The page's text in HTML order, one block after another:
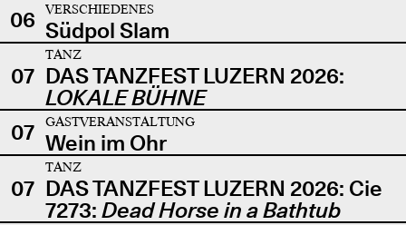
06
VERSCHIEDENES
Südpol Slam
07
TANZ
DAS TANZFEST LUZERN 2026:
LOKALE BÜHNE
07
GASTVERANSTALTUNG
Wein im Ohr
07
TANZ
DAS TANZFEST LUZERN 2026: Cie
7273: Dead Horse in a Bathtub